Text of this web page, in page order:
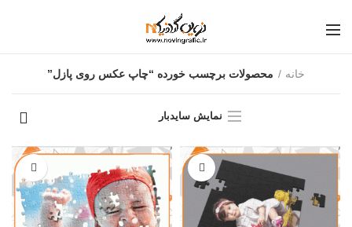
خانه محصولات برچسب خورده “چاپ عکس روی پازل”
نمایش سایدبار